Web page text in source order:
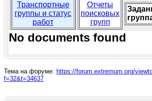
Транспортные
группы и статус
работ
Отчеты
поисковых
групп
No documents found
Тема на форуме: https://forum.extremum.org/
f=32&t=34637